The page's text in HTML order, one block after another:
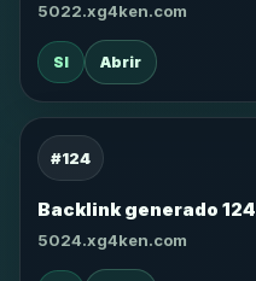
5022.xg4ken.com
SI Abrir
#124
Backlink generado 124
5024.xg4ken.com